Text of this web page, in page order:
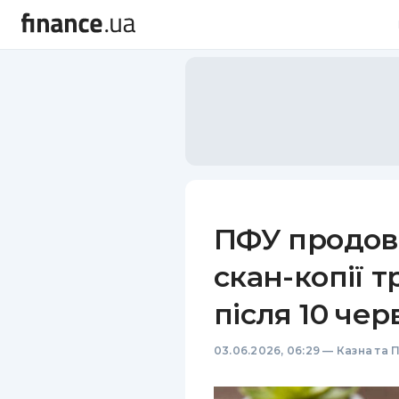
ПФУ
скан-копії
після 10
03.06.2026, 06:29 — Казна та